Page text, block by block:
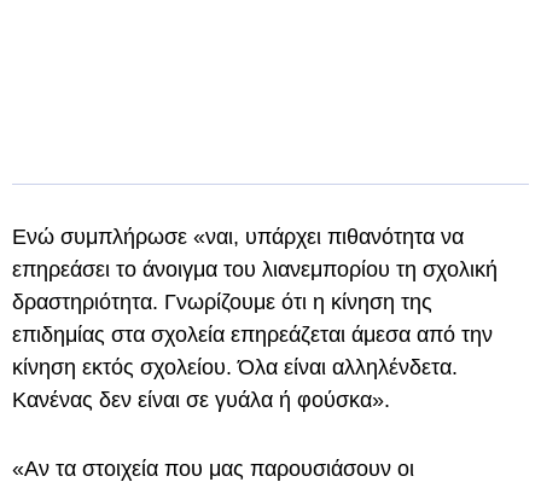
Ενώ συμπλήρωσε «ναι, υπάρχει πιθανότητα να
επηρεάσει το άνοιγμα του λιανεμπορίου τη σχολική
δραστηριότητα. Γνωρίζουμε ότι η κίνηση της
επιδημίας στα σχολεία επηρεάζεται άμεσα από την
κίνηση εκτός σχολείου. Όλα είναι αλληλένδετα.
Κανένας δεν είναι σε γυάλα ή φούσκα».
«Αν τα στοιχεία που μας παρουσιάσουν οι